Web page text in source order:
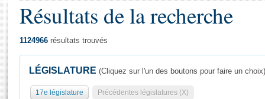
Général
Résultats de la recherche
1124966 résultats trouvés
LÉGISLATURE (Cliquez sur l'un des boutons pour faire un choix)
17e législature Précédentes législatures (X)